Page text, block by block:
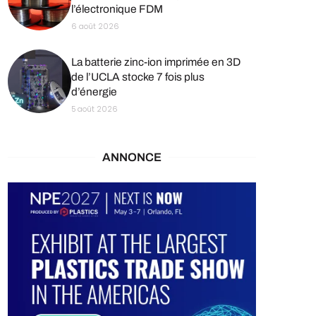
l’électronique FDM
6 août 2026
La batterie zinc-ion imprimée en 3D
de l’UCLA stocke 7 fois plus
d’énergie
5 août 2026
ANNONCE